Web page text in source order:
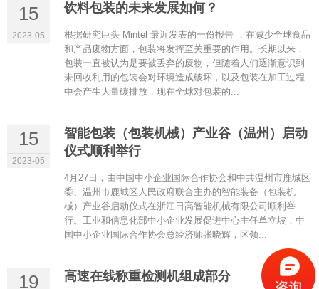
15
2023-05
饮料包装的未来发展如何？
根据研究巨头 Mintel 最近发表的一份报告 ，在减少全球食品
和产品废物方面，包装将发挥至关重要的作用。长期以来，
包装一直被认为是要被丢弃的废物，但随着人们逐渐意识到
未回收利用的包装会对环境造成破坏，以及包装在加工过程
中会产生大量碳排放，现在全球对包装的...
15
2023-05
智能包装（包装机械）产业谷（温州）启动
仪式顺利举行
4月27日，由中国中小企业国际合作协会和中共温州市鹿城区
委、温州市鹿城区人民政府联合主办的智能装备（包装机
械）产业谷启动仪式在浙江日高智能机械有限公司顺利举
行。工业和信息化部中小企业发展促进中心主任单立坡，中
国中小企业国际合作协会总经济师张晓辉，区领...
19 高速在线称重检测机组成部分